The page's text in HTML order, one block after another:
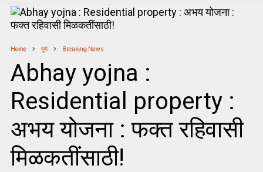
Home पुणे Breaking News
Abhay yojna :
Residential property :
अभय योजना : फक्त रहिवासी
मिळकतींसाठी!